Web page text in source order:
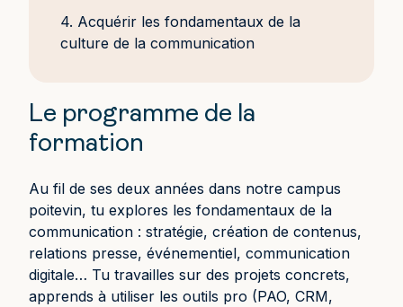
4. Acquérir les fondamentaux de la
culture de la communication
Le programme de la
formation
Au fil de ses deux années dans notre campus
poitevin, tu explores les fondamentaux de la
communication : stratégie, création de contenus,
relations presse, événementiel, communication
digitale… Tu travailles sur des projets concrets,
apprends à utiliser les outils pro (PAO, CRM,